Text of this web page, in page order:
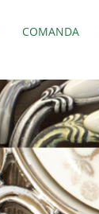
COMANDA